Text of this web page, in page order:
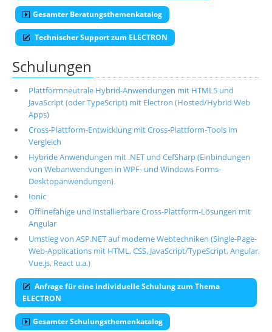
Gesamter Beratungsthemenkatalog
Technischer Support zum ELECTRON
Schulungen
Plattformneutrale Hybrid-Anwendungen mit HTML5 und
JavaScript (oder TypeScript) mit Electron (Hosted/Hybrid Web
Apps)
Cross-Plattform-Entwicklung mit Cross-Plattform-Tools im
Vergleich
Hybride Anwendungen mit .NET und CefSharp (Einbindungen
von Webanwendungen in WPF- und Windows Forms-
Desktopanwendungen)
Ionic
Offlinefähige und installierbare Cross-Plattform-Lösungen mit
Angular
Umstieg von ASP.NET auf moderne Webtechniken (Single-Page-
Web-Applications mit HTML, CSS, JavaScript/TypeScript, Angular,
Vue.js, React u.a.)
Anfrage für eine individuelle Schulung zum Thema
ELECTRON
Gesamter Schulungsthemenkatalog